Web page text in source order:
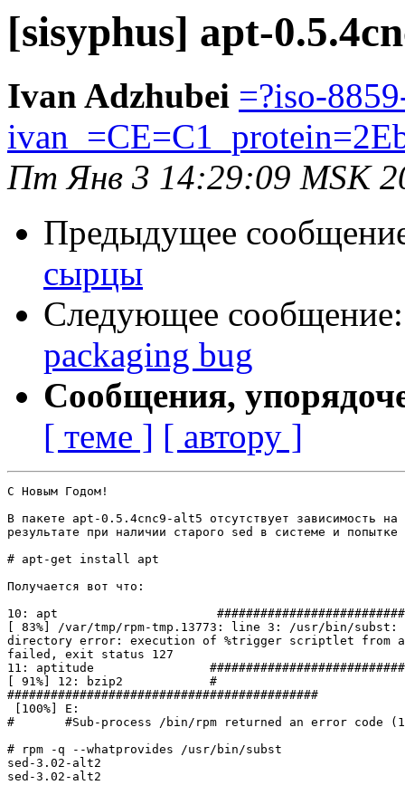
[sisyphus] apt-
Ivan Adzhubei =?iso-
Пт Янв 3 14:29:09 MSK
Предыдущее
сырцы
Следующее
packaging bug
Сообщения,
[ теме ] [ автору ]
С Новым Годом!
В пакете apt-0.5.4cnc9-alt5 отсутствует зависимость
результате при наличии старого sed в системе и попытке
# apt-get install apt
Получается вот что:
10: apt
[ 83%] /var/tmp/rpm-tmp.13773: line 3: /usr/bin/
directory error: execution of %trigger scriptlet from
failed, exit status 127
11: aptitude
[ 91%] 12: bzip2            #
###########################################
[100%] E:
#       #Sub-process /bin/rpm returned an error code
# rpm -q --whatprovides /usr/bin/subst
sed-3.02-alt2
sed-3.02-alt2